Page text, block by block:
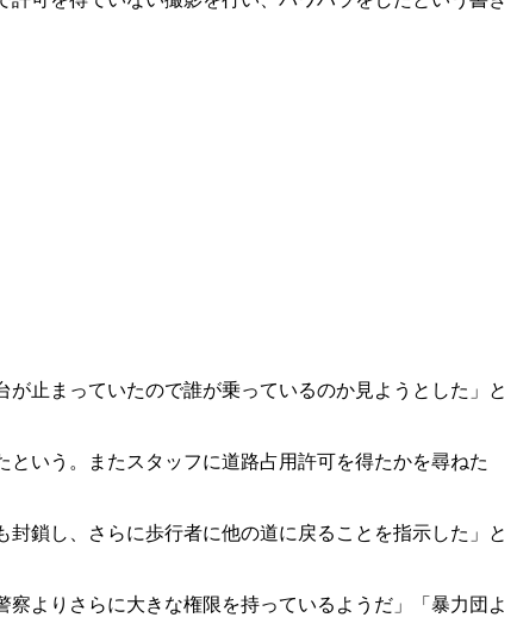
止まっていたので誰が乗っているのか見ようとした」と
いう。またスタッフに道路占用許可を得たかを尋ねた
鎖し、さらに歩行者に他の道に戻ることを指示した」と
よりさらに大きな権限を持っているようだ」「暴力団よ